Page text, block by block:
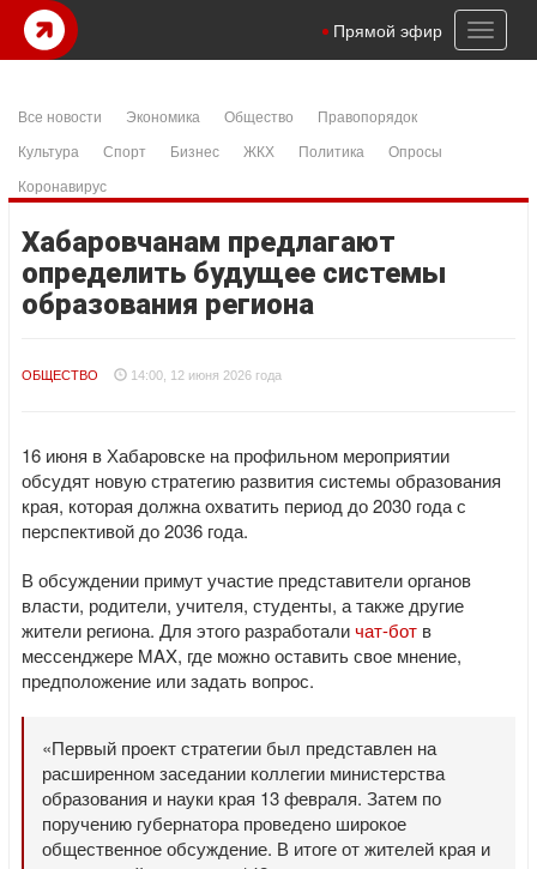
Toggle
Прямой эфир
Все новости Экономика Общество
Правопорядок
Культура
Спорт Бизнес ЖКХ Политика
Опросы
Коронавирус
Хабаровчанам предлагают
определить будущее системы
образования региона
ОБЩЕСТВО 14:00, 12 июня 2026 года
16 июня в Хабаровске на профильном мероприятии
обсудят новую стратегию развития системы образования
края, которая должна охватить период до 2030 года с
перспективой до 2036 года.
В обсуждении примут участие представители органов
власти, родители, учителя, студенты, а также другие
жители региона. Для этого разработаличат-бот в
мессенджере MAX, где можно оставить свое мнение,
предположение или задать вопрос.
«Первый проект стратегии был представлен на
расширенном заседании коллегии министерства
образования и науки края 13 февраля. Затем по
поручению губернатора проведено широкое
общественное обсуждение. В итоге от жителей края и